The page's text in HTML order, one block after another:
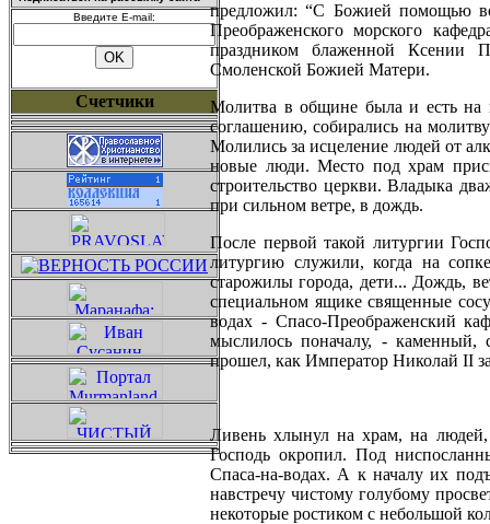
предложил: “С Божией помощью
Преображенского морского
праздником блаженной Ксении
Смоленской Божией Матери.
Молитва в общине была и есть на
соглашению, собирались на
Молились за исцеление людей от
новые люди. Место под храм
строительство церкви. Владыка
при сильном ветре, в дождь.
После первой такой литургии
литургию служили, когда на
старожилы города, дети... Дождь,
специальном ящике священные
водах - Спасо-Преображенский
мыслилось поначалу, - каменный,
прошел, как Император Николай II
Ливень хлынул на храм, на
Господь окропил. Под
Спаса-на-водах. А к началу их
навстречу чистому голубому
некоторые ростиком с небольшой
Введите E-mail:
Счетчики